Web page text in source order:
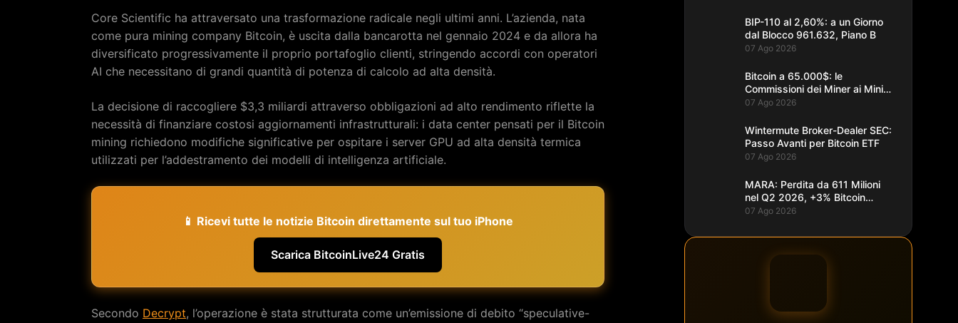
Core Scientific ha attraversato una trasformazione radicale negli ultimi anni. L’azienda, nata
come pura mining company Bitcoin, è uscita dalla bancarotta nel gennaio 2024 e da allora ha
diversificato progressivamente il proprio portafoglio clienti, stringendo accordi con operatori
AI che necessitano di grandi quantità di potenza di calcolo ad alta densità.
La decisione di raccogliere $3,3 miliardi attraverso obbligazioni ad alto rendimento riflette la
necessità di finanziare costosi aggiornamenti infrastrutturali: i data center pensati per il Bitcoin
mining richiedono modifiche significative per ospitare i server GPU ad alta densità termica
utilizzati per l’addestramento dei modelli di intelligenza artificiale.
📱 Ricevi tutte le notizie Bitcoin direttamente sul tuo iPhone
Scarica BitcoinLive24 Gratis
Secondo Decrypt, l’operazione è stata strutturata come un’emissione di debito “speculative-
BIP-110 al 2,60%: a un Giorno
dal Blocco 961.632, Piano B
07 Ago 2026
Bitcoin a 65.000$: le
Commissioni dei Miner ai Minimi
da un Decennio
07 Ago 2026
Wintermute Broker-Dealer SEC:
Passo Avanti per Bitcoin ETF
07 Ago 2026
MARA: Perdita da 611 Milioni
nel Q2 2026, +3% Bitcoin
Minati
07 Ago 2026